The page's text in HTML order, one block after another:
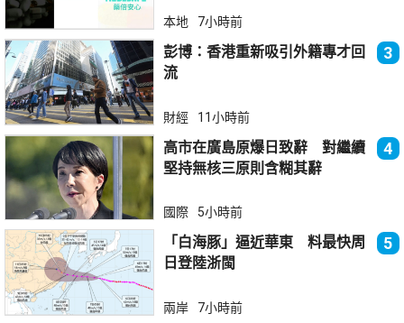
本地 7小時前
彭博：香港重新吸引外籍專才回
流
3
財經 11小時前
高市在廣島原爆日致辭 對繼續
堅持無核三原則含糊其辭
4
國際 5小時前
「白海豚」逼近華東 料最快周
日登陸浙閩
5
兩岸 7小時前